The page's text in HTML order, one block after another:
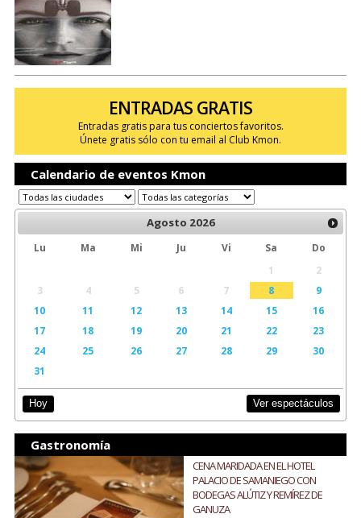
ENTRADAS GRATIS
Entradas gratis para tus conciertos favoritos.
Únete gratis sólo con tu email al Club Kmon.
Calendario de eventos Kmon
Agosto 2026
Lu Ma Mi Ju Vi Sa
Do
1
2
3
4 5 6 7 8
9
10
11 12 13 14 15
16
17
18 19 20 21 22
23
24
25 26 27 28 29
30
31
Hoy Ver espectáculos
Gastronomía
CENA MARIDADA EN EL HOTEL
PALACIO DE SAMANIEGO CON
BODEGAS ALÚTIZ Y REMÍREZ DE
GANUZA